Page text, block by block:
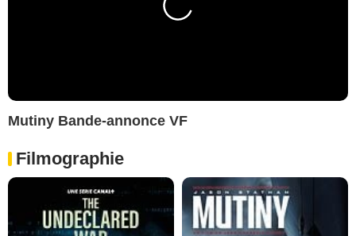
Mutiny Bande-annonce VF
Filmographie